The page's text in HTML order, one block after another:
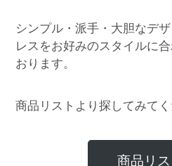
シンプル・派手・大胆なデ
レスをお好みのスタイルに
おります。
商品リストより探してみてく
商品リ